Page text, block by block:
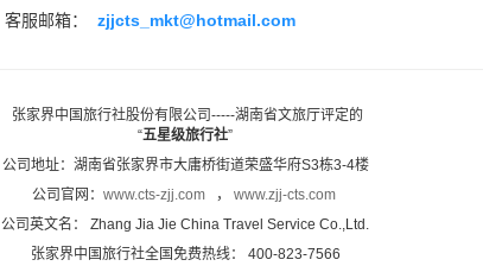
客服邮箱：
zjjcts_mkt@hotmail.com
张家界中国旅行社股份有限公司-----湖南省文旅厅评定的
“五星级旅行社”
公司地址：湖南省张家界市大庸桥街道荣盛华府S3栋3-4楼
公司官网： www.cts-zjj.com， www.zjj-cts.com
公司英文名： Zhang Jia Jie China Travel Service Co.,Ltd.
张家界中国旅行社全国免费热线： 400-823-7566